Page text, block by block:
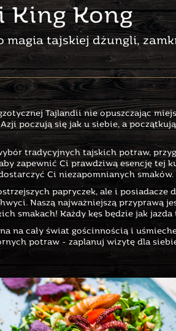
King Kong
magia tajskiej dżungli,
Tajlandii nie opuszczając
poczują się jak u siebie, a
tradycyjnych tajskich potraw,
zapewnić Ci prawdziwą esencję tej
Ci niezapomnianych smaków.
papryczek, ale i posiadacze
Naszą najważniejszą przyprawą
smakach! Każdy kęs będzie jak
na cały świat gościnnością i
potraw - zaplanuj wizytę dla